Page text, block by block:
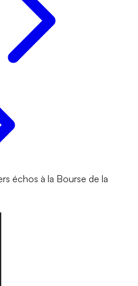
échos à la Bourse de la